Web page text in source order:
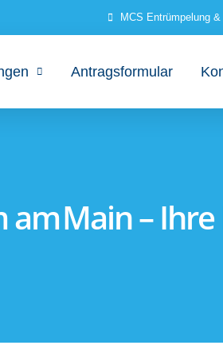
MCS Entrümpelung
Antragsformular
Main –